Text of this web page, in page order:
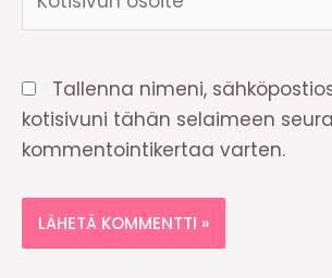
osoite
Tallenna nimeni,
kotisivuni tähän selaimeen
kommentointikertaa varten.